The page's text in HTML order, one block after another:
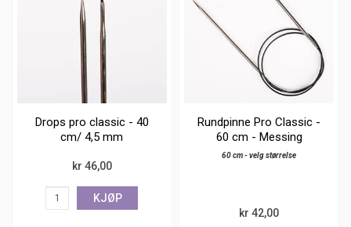
Drops pro classic - 40
cm/ 4,5 mm
kr 46,00
KJØP
Rundpinne Pro Classic -
60 cm - Messing
60 cm - velg størrelse
kr 42,00